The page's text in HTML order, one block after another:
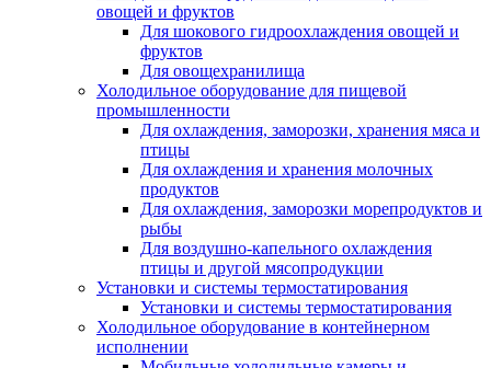
овощей и фруктов
Для шокового гидроохлаждения овощей и
фруктов
Для овощехранилища
Холодильное оборудование для пищевой
промышленности
Для охлаждения, заморозки, хранения мяса и
птицы
Для охлаждения и хранения молочных
продуктов
Для охлаждения, заморозки морепродуктов и
рыбы
Для воздушно-капельного охлаждения
птицы и другой мясопродукции
Установки и системы термостатирования
Установки и системы термостатирования
Холодильное оборудование в контейнерном
исполнении